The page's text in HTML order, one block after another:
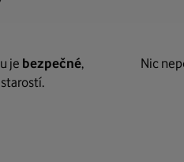
je bezpečné,
Nic